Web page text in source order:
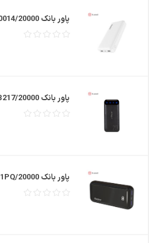
پاور بانک ENERGIZER/UE20014/20000
پاور بانک sibraton/S-PB217/20000
پاور بانک ENERGIZER/UE20011PQ/20000